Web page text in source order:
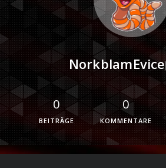
NorkblamEvice
0
BEITRÄGE
0
KOMMENTARE